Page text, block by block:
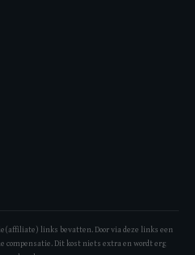
links bevatten. Door via deze links een
compensatie. Dit kost niets extra en wordt erg